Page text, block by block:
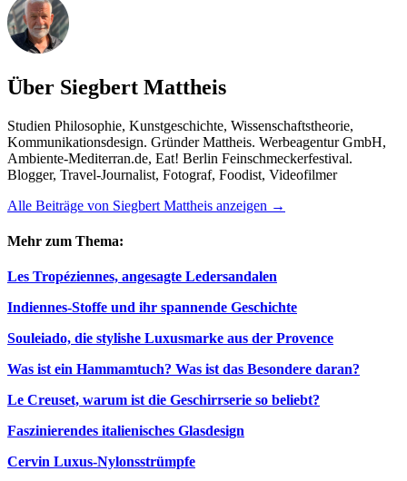
Über Siegbert Mattheis
Studien Philosophie, Kunstgeschichte, Wissenschaftstheorie,
Kommunikationsdesign. Gründer Mattheis. Werbeagentur GmbH,
Ambiente-Mediterran.de, Eat! Berlin Feinschmeckerfestival.
Blogger, Travel-Journalist, Fotograf, Foodist, Videofilmer
Alle Beiträge von Siegbert Mattheis anzeigen →
Mehr zum Thema:
Les Tropéziennes, angesagte Ledersandalen
Indiennes-Stoffe und ihr spannende Geschichte
Souleiado, die stylishe Luxusmarke aus der Provence
Was ist ein Hammamtuch? Was ist das Besondere daran?
Le Creuset, warum ist die Geschirrserie so beliebt?
Faszinierendes italienisches Glasdesign
Cervin Luxus-Nylonsstrümpfe